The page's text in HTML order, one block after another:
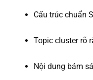
Cấu trúc chuẩn
Topic cluster rõ
Nội dung bám